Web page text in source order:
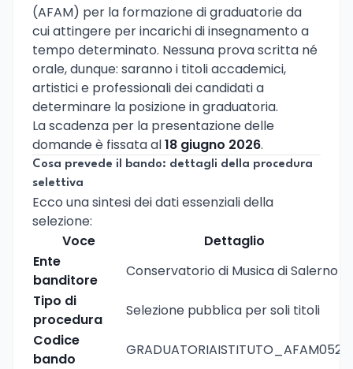
(AFAM) per la formazione di graduatorie da
cui attingere per incarichi di insegnamento a
tempo determinato. Nessuna prova scritta né
orale, dunque: saranno i titoli accademici,
artistici e professionali dei candidati a
determinare la posizione in graduatoria.
La scadenza per la presentazione delle
domande è fissata al18 giugno 2026.
Cosa prevede il bando: dettagli della procedura
selettiva
Ecco una sintesi dei dati essenziali della
selezione:
Voce
Dettaglio
Ente
banditore
Conservatorio di Musica di Salerno
Tipo di
procedura
Selezione pubblica per soli titoli
Codice
bando
GRADUATORIAISTITUTO_AFAM052